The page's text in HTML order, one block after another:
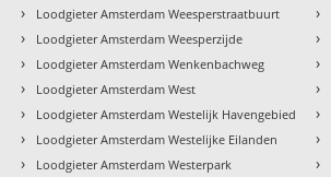
› Loodgieter Amsterdam Weesperstraatbuurt
› Loodgieter Amsterdam Weesperzijde
› Loodgieter Amsterdam Wenkenbachweg
› Loodgieter Amsterdam West
› Loodgieter Amsterdam Westelijk Havengebied
› Loodgieter Amsterdam Westelijke Eilanden
› Loodgieter Amsterdam Westerpark
›
›
›
›
›
›
›